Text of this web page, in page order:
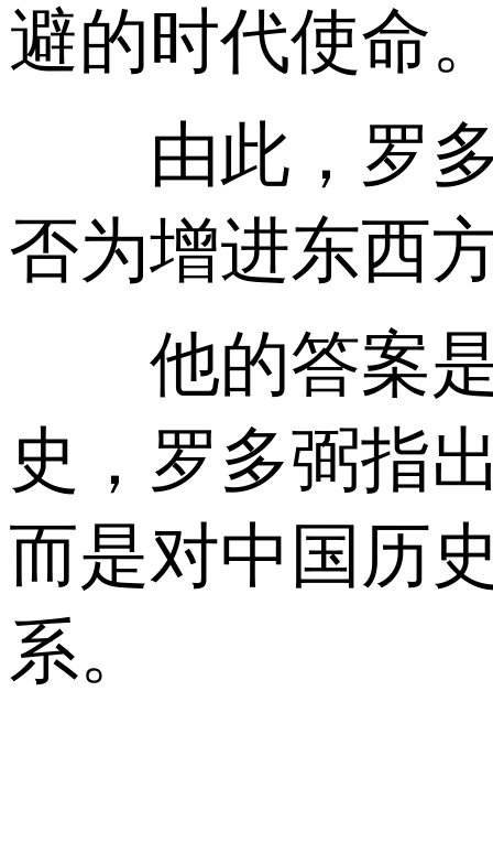
避的时代使命
由此，罗多
否为增进东西
他的答案是
史，罗多弼指
而是对中国历
系。